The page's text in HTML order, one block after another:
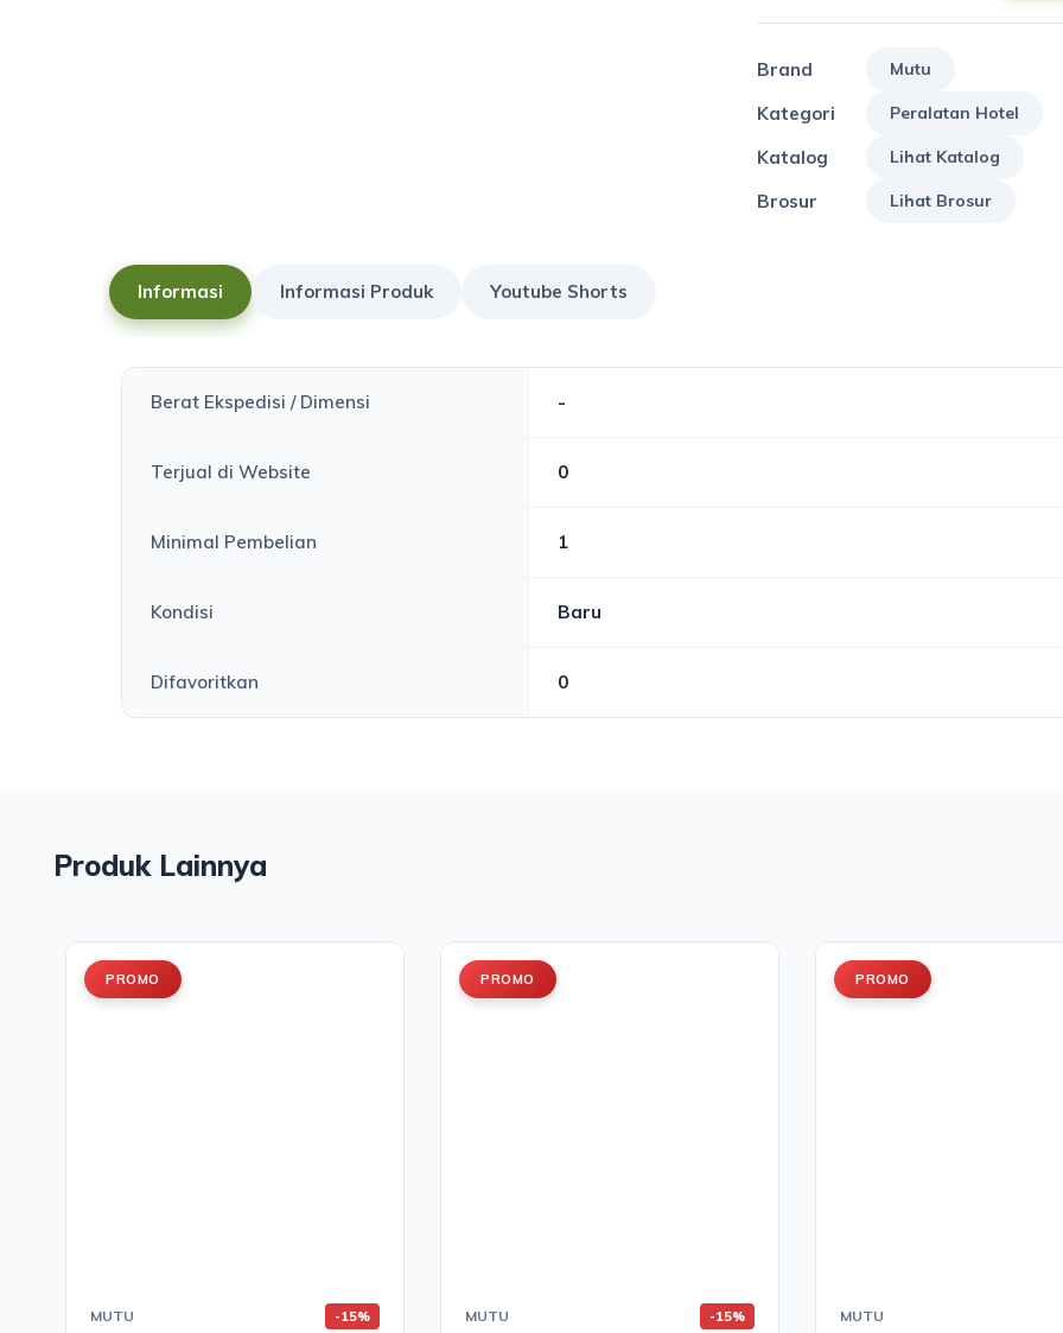
Brand Mutu
Kategori Peralatan Hotel
Katalog Lihat Katalog
Brosur Lihat Brosur
Informasi Informasi Produk Youtube Shorts
Berat Ekspedisi / Dimensi -
Terjual di Website 0
Minimal Pembelian 1
Kondisi Baru
Difavoritkan 0
Produk Lainnya
PROMO
MUTU -15%
PROMO
MUTU -15%
PROMO
MUTU